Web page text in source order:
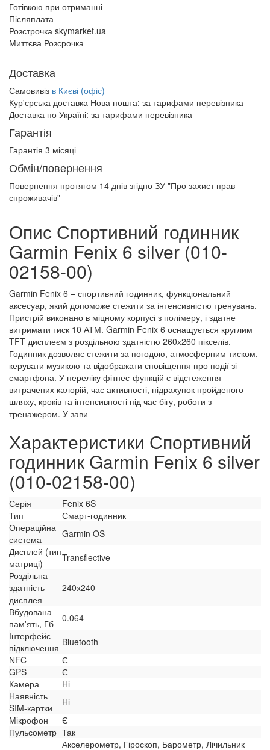
Готівкою при отриманні
Післяплата
Розстрочка skymarket.ua
Миттєва Розсрочка
Доставка
Самовивіз в Києві (офіс)
Кур'єрська доставка Нова пошта: за тарифами перевізника
Доставка по Україні: за тарифами перевізника
Гарантія
Гарантія 3 місяці
Обмін/повернення
Повернення протягом 14 днів згідно ЗУ "Про захист прав
спроживачів"
Опис Спортивний годинник
Garmin Fenix 6 silver (010-
02158-00)
Garmin Fenix 6 – спортивний годинник, функціональний
аксесуар, який допоможе стежити за інтенсивністю тренувань.
Пристрій виконано в міцному корпусі з полімеру, і здатне
витримати тиск 10 АТМ. Garmin Fenix 6 оснащується круглим
TFT дисплеєм з роздільною здатністю 260х260 пікселів.
Годинник дозволяє стежити за погодою, атмосферним тиском,
керувати музикою та відображати сповіщення про події зі
смартфона. У переліку фітнес-функцій є відстеження
витрачених калорій, час активності, підрахунок пройденого
шляху, кроків та інтенсивності під час бігу, роботи з
тренажером. У зави
Характеристики Спортивний
годинник Garmin Fenix 6 silver
(010-02158-00)
Серія
Fenix 6S
Тип
Смарт-годинник
Операційна
система
Garmin OS
Дисплей (тип
матриці)
Transflective
Роздільна
здатність
дисплея
240х240
Вбудована
пам'ять, Гб
0.064
Інтерфейс
підключення Bluetooth
NFC
Є
GPS
Є
Камера
Ні
Наявність
SIM-картки
Ні
Мікрофон
Є
Пульсометр Так
Акселерометр, Гіроскоп, Барометр, Лічильник